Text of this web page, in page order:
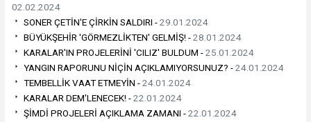
02.02.2024
SONER ÇETİN'E ÇİRKİN SALDIRI -29.01.2024
BÜYÜKŞEHİR 'GÖRMEZLİKTEN' GELMİŞ! -28.01.2024
KARALAR'IN PROJELERİNİ 'CILIZ' BULDUM -25.01.2024
YANGIN RAPORUNU NİÇİN AÇIKLAMIYORSUNUZ? -24.01.2024
TEMBELLİK VAAT ETMEYİN -24.01.2024
KARALAR DEM'LENECEK! -22.01.2024
ŞİMDİ PROJELERİ AÇIKLAMA ZAMANI -22.01.2024